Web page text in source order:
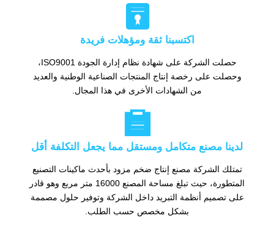

اكتسبنا ثقة ومؤهلات فريدة
حصلت الشركة على شهادة نظام إدارة الجودة ISO9001،
وحصلت على رخصة إنتاج المنتجات الصناعية الوطنية والعديد
من الشهادات الأخرى في هذا المجال.

لدينا مصنع متكامل ومستقل مما يجعل التكلفة أقل
تمتلك الشركة مصنع إنتاج ضخم مزود بأحدث ماكينات التصنيع
المتطورة، حيث تبلغ مساحة المصنع 16000 متر مربع وهو قادر
على تصميم أنظمة التبريد داخل الشركة وتوفير حلول مصممة
بشكل مخصص حسب الطلب.